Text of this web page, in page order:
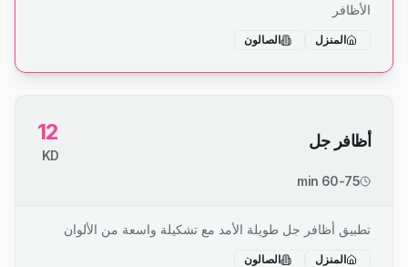
الأظافر
المنزل الصالون
أظافر جل 12
KD
60-75 min
تطبيق أظافر جل طويلة الأمد مع تشكيلة واسعة من الألوان
المنزل الصالون